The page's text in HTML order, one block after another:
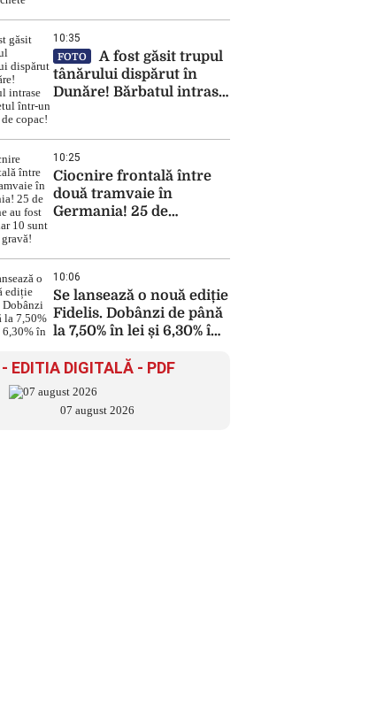
10:35
FOTO
A fost găsit trupul
tânărului dispărut în
Dunăre! Bărbatul intrase
10:25
Ciocnire frontală între
două tramvaie în
Germania! 25 de
gravă!
10:06
Se lansează o nouă ediție
Fidelis. Dobânzi de până
la 7,50% în lei și 6,30% în
EDITIA DIGITALĂ - PDF
07 august 2026